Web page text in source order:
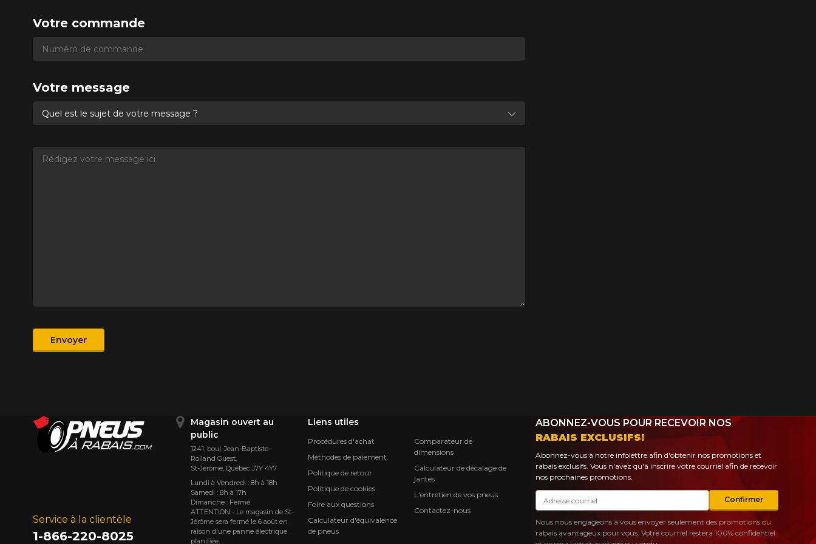
Votre commande
Votre message
Produit
Envoyer
Service à la clientèle
1-866-220-8025
Magasin ouvert au
public
1241, boul. Jean-Baptiste-
Rolland Ouest,
St⁠-⁠Jérôme, Québec J7Y 4Y7
Lundi à Vendredi : 8h à 18h
Samedi : 8h à 17h
Dimanche : Fermé
ATTENTION - Le magasin de St-
Jérôme sera fermé le 6 août en
raison d'une panne électrique
planifiée.
Liens utiles
Procédures d'achat
Méthodes de paiement
Politique de retour
Politique de cookies
Foire aux questions
Calculateur d'équivalence
de pneus
Comparateur de
dimensions
Calculateur de décalage de
jantes
L'entretien de vos pneus
Contactez-nous
ABONNEZ-VOUS POUR RECEVOIR NOS
RABAIS EXCLUSIFS!
Abonnez-vous à notre infolettre afin d'obtenir nos promotions et
rabais exclusifs. Vous n'avez qu'à inscrire votre courriel afin de recevoir
nos prochaines promotions.
Courriel
Confirmer
Nous nous engageons à vous envoyer seulement des promotions ou
rabais avantageux pour vous. Votre courriel restera 100% confidentiel